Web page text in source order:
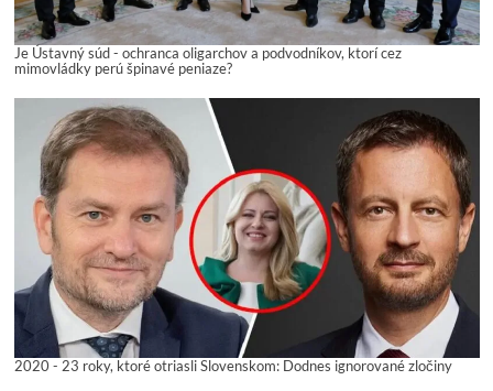
Je Ústavný súd - ochranca oligarchov a podvodníkov, ktorí cez
mimovládky perú špinavé peniaze?
2020 - 23 roky, ktoré otriasli Slovenskom: Dodnes ignorované zločiny